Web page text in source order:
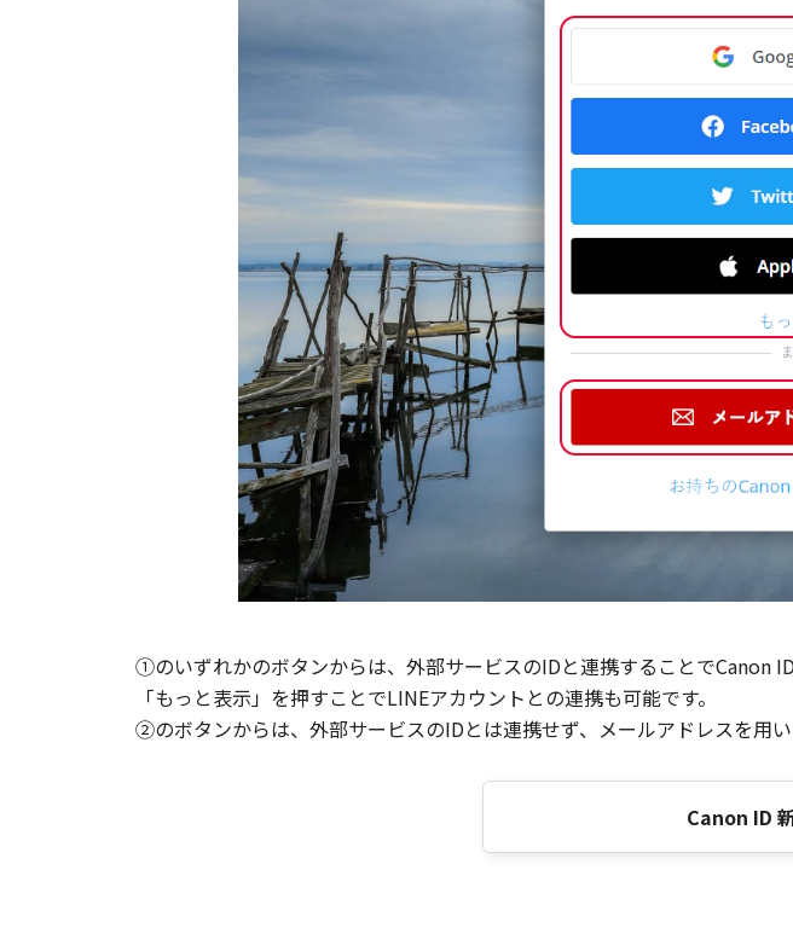
①のいずれかのボタンからは、外部サービスのIDと連携することでCanon
「もっと表示」を押すことでLINEアカウントとの連携も可能です。
②のボタンからは、外部サービスのIDとは連携せず、メールアドレスを用い
Canon ID